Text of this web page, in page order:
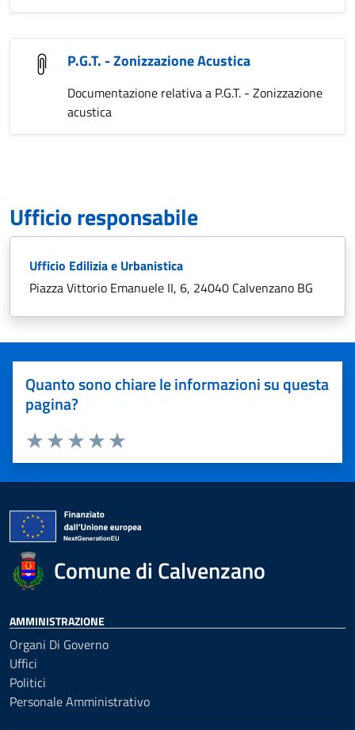
P.G.T. - Zonizzazione Acustica
Documentazione relativa a P.G.T. - Zonizzazione
acustica
Ufficio responsabile
Ufficio Edilizia e Urbanistica
Piazza Vittorio Emanuele II, 6, 24040 Calvenzano BG
Quanto sono chiare le informazioni su questa
pagina?
Valuta 5 stelle su 5
Valuta 4 stelle su 5
Valuta 3 stelle su 5
Valuta 2 stelle su 5
Valuta 1 stelle su 5
Comune di Calvenzano
AMMINISTRAZIONE
Organi Di Governo
Uffici
Politici
Personale Amministrativo